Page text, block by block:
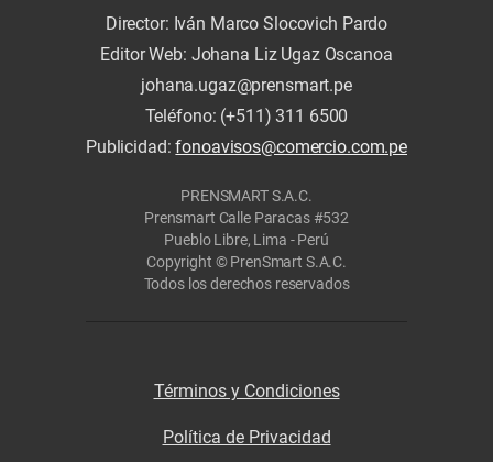
Director: Iván Marco Slocovich Pardo
Editor Web: Johana Liz Ugaz Oscanoa
johana.ugaz@prensmart.pe
Teléfono: (+511) 311 6500
Publicidad:fonoavisos@comercio.com.pe
PRENSMART S.A.C.
Prensmart Calle Paracas #532
Pueblo Libre, Lima - Perú
Copyright © PrenSmart S.A.C.
Todos los derechos reservados
Términos y Condiciones
Política de Privacidad